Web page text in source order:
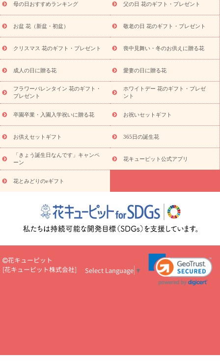
供え・お悔やみ商品一覧
お供え・お悔やみの花
四十九日法要以
お供え プリザーブドフラワー
ペットのお供えフラワー
お盆（新
盆・初盆）
その他 お祝い返し お見舞い
お取り寄せギフト
ビジネス用
ご自宅用 観葉植物 ミディ胡蝶蘭
プリザーブ
ドフラワー
スタイルから探す アレンジメント 花束
スタ
ンド花
お祝い お供え・お悔やみ 胡蝶蘭 胡蝶蘭・花鉢
ディ胡蝶蘭・お祝い
ミディ胡蝶蘭・お供え
世界初の青色胡蝶蘭
観葉植物
観葉植物 産直多肉植物
プリザーブドフラワー
お祝い
お供え・お悔やみ 花とセットギフト
セミオーダー
プチギフト（hanamore -ハナモア-）
花とみどりのeギフト
キューピットのeGfit
カラー ピンク イエローオレンジ
レッ
ド
お花の種類 トルコキキョウ
お祝い お祝い・3000円～ お祝い・4000円～
お祝い・
5000円～
お祝い・7000円～ お祝い・ 10000円～
お供え・お
悔やみ
円～
お供え・お悔やみ・
いのマナー
定年退職祝いのマナー
お祝いを贈るときのマナー・
花キューピットのお祝いコラム一覧
誕生日のお花を「色
彩心理学」で選ぶ方法
結婚祝いの予算相場
出産祝いお役立ち情
ール
新築引っ越し祝いコラム お祝い花のマナー総まとめ
職
場上司や先輩へ贈るお祝い花の正解は？
開店祝いの花 選び方ガイ
あり)
花キューピット×専門家
CO2排出量削減 / SDGsを考える
母の日おすすめランキング 父の日 花のギフト・プレゼント
お盆 花（新盆・初盆） 敬老の日 花のギフト・プレゼント
クリスマス 花のギフト・プレゼント 喪中見舞い・冬のお供えに贈る花
成人の日に贈る花 愛妻の日に贈る花
フラワーバレンタイン 花のギフト・
プレゼント
ホワイトデー 花のギフト・プレゼ
ント
卒園卒業・入園入学祝いに贈る花 お祝いセットギフト
お供えセットギフト 365日の誕生花
「きょう誕生日なんです」キャンペ
ーン
花キューピット公式アプリ
花とみどりのeギフト
花キューピット
[花キューピット株式会社] Select Language ▼